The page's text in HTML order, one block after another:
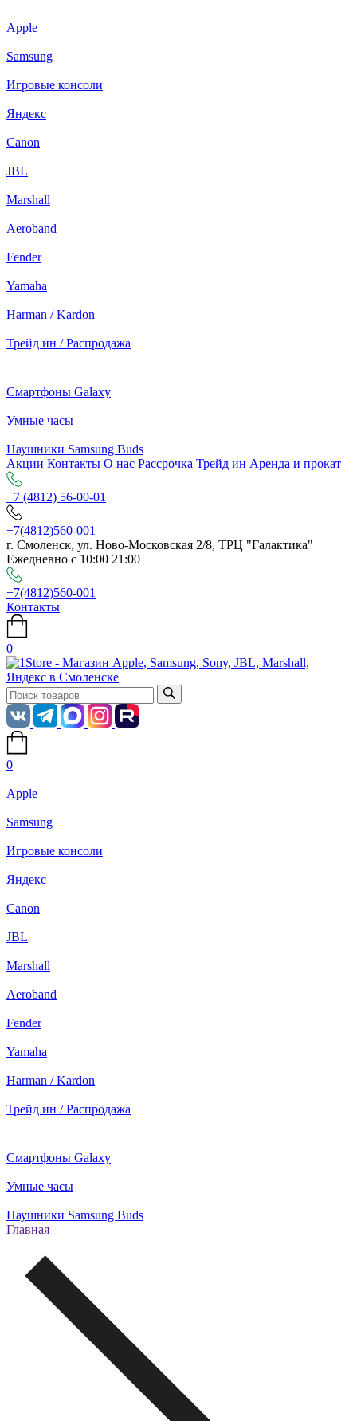
Apple
Samsung
Игровые консоли
Яндекс
Canon
JBL
Marshall
Aeroband
Fender
Yamaha
Harman / Kardon
Трейд ин / Распродажа
Смартфоны Galaxy
Умные часы
Наушники Samsung Buds
Акции Контакты О нас Рассрочка Трейд ин Аренда и прокат
+7 (4812) 56-00-01
+7(4812)560-001
г. Смоленск, ул. Ново-Московская 2/8, ТРЦ "Галактика"
Ежедневно с 10:00 21:00
+7(4812)560-001
Контакты
0
0
Apple
Samsung
Игровые консоли
Яндекс
Canon
JBL
Marshall
Aeroband
Fender
Yamaha
Harman / Kardon
Трейд ин / Распродажа
Смартфоны Galaxy
Умные часы
Наушники Samsung Buds
Главная